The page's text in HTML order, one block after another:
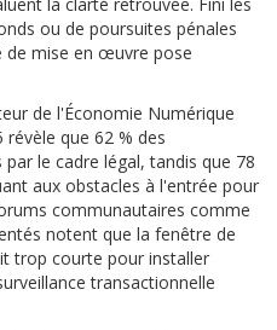
ou de poursuites pénales
de mise en œuvre pose
de l'Économie Numérique
révèle que 62 % des
le cadre légal, tandis que 78
aux obstacles à l'entrée pour
communautaires comme
notent que la fenêtre de
trop courte pour installer
transactionnelle